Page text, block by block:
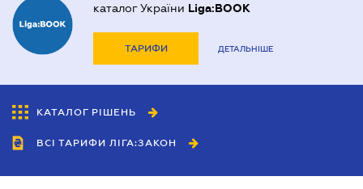
каталог України Liga:BOOK
ТАРИФИ ДЕТАЛЬНІШЕ
КАТАЛОГ РІШЕНЬ
ВСІ ТАРИФИ ЛІГА:ЗАКОН